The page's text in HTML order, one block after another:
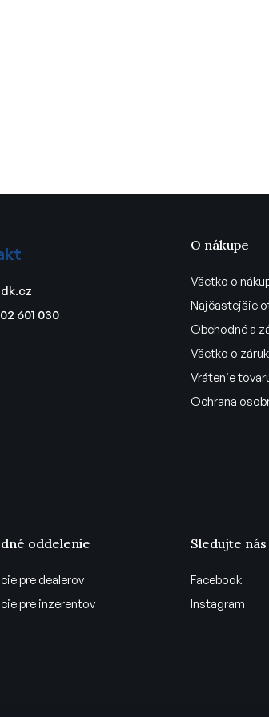
601 030
O nákupe
Všetko o
Najčastejšie
Obchodné a
Všetko o
Vrátenie
Ochrana
oddelenie
pre dealerov
pre inzerentov
Sledujte nás
Facebook
Instagram